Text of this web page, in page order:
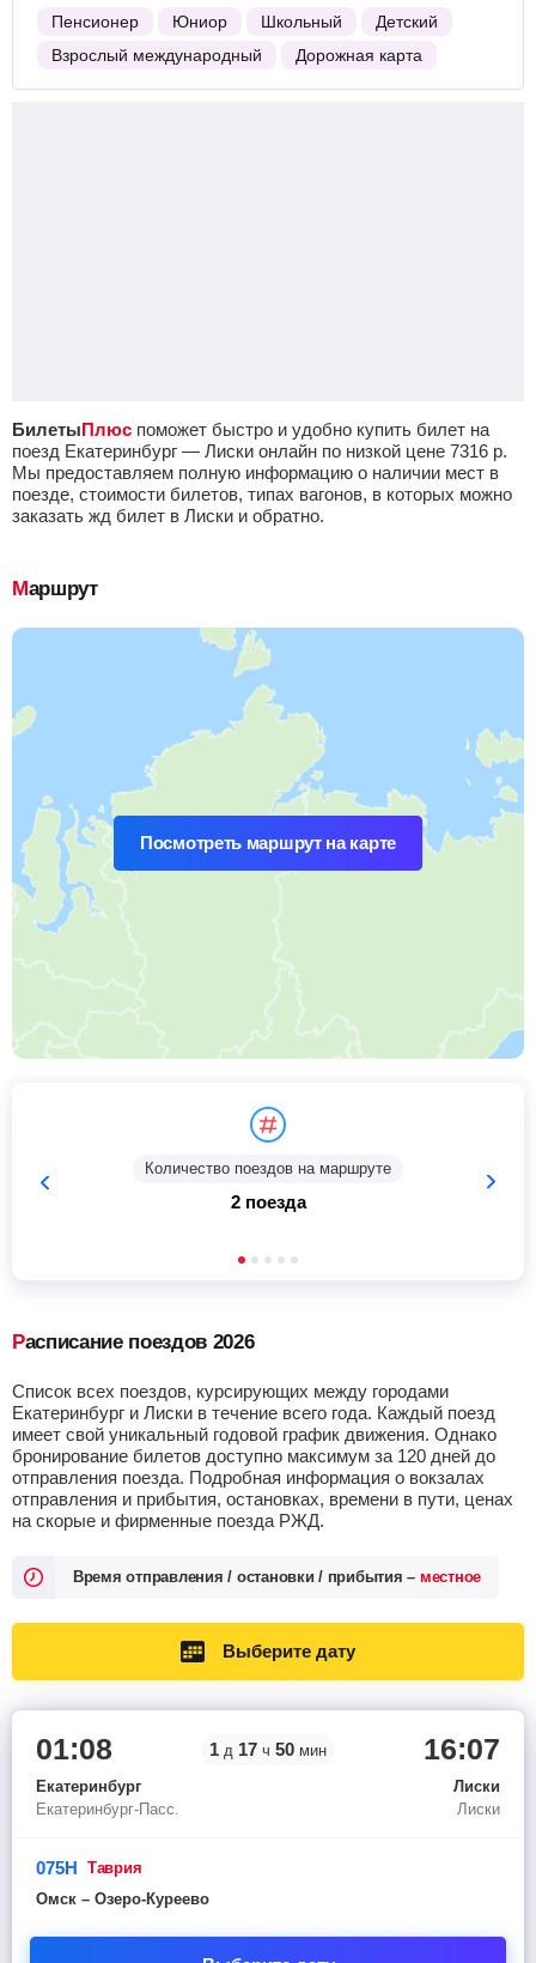
Пенсионер
Юниор Школьный
Детский
Взрослый международный
Дорожная карта
БилетыПлюс поможет быстро и удобно купить билет на
поезд Екатеринбург — Лиски онлайн по низкой цене 7316 р.
Мы предоставляем полную информацию о наличии мест в
поезде, стоимости билетов, типах вагонов, в которых можно
заказать жд билет в Лиски и обратно.
Маршрут
Посмотреть маршрут на карте
Количество поездов на маршруте
2 поезда
Расписание поездов 2026
Список всех поездов, курсирующих между городами
Екатеринбург и Лиски в течение всего года. Каждый поезд
имеет свой уникальный годовой график движения. Однако
бронирование билетов доступно максимум за 120 дней до
отправления поезда. Подробная информация о вокзалах
отправления и прибытия, остановках, времени в пути, ценах
на скорые и фирменные поезда РЖД.
Время отправления / остановки / прибытия – местное
Выберите дату
01:08
Екатеринбург
Екатеринбург-Пасс.
1 д 17 ч 50 мин 16:07
Лиски
Лиски
075Н
таврия
Омск – Озеро-Куреево